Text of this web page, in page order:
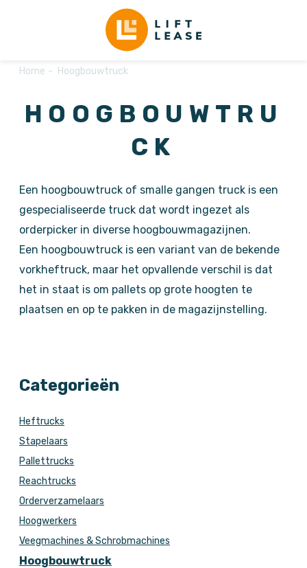
Home Hoogbouwtruck
HOOGBOUWTRU
CK
Een hoogbouwtruck of smalle gangen truck is een
gespecialiseerde truck dat wordt ingezet als
orderpicker in diverse hoogbouwmagazijnen.
Een hoogbouwtruck is een variant van de bekende
vorkheftruck, maar het opvallende verschil is dat
het in staat is om pallets op grote hoogten te
plaatsen en op te pakken in de magazijnstelling.
Categorieën
Heftrucks
Stapelaars
Pallettrucks
Reachtrucks
Orderverzamelaars
Hoogwerkers
Veegmachines & Schrobmachines
Hoogbouwtruck